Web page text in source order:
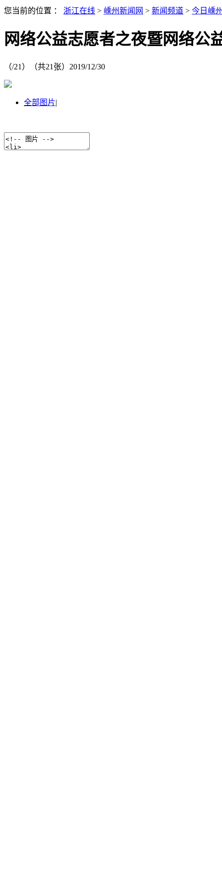
您当前的位置 ： 浙江在线 > 嵊州新闻网 > 新闻频道 > 今日嵊
网络公益志愿者之夜暨网络公
（/21） （共21 张） 2019/12/30
全部图片|